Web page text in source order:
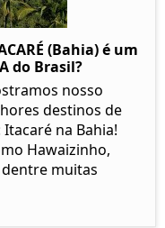
(Bahia) é um
do Brasil?
nosso
destinos de
na Bahia!
Hawaizinho,
dentre muitas